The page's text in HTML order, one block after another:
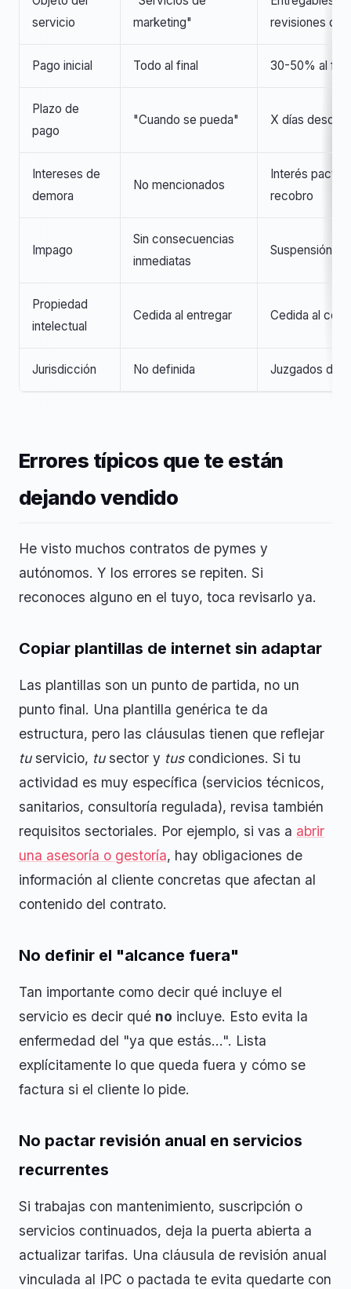
servicio
marketing"
revisiones
Pago inicial Todo al final 30-50% al
Plazo de
pago
"Cuando se pueda" X días desde
Intereses de
demora
No mencionados
Interés
recobro
Impago
Sin consecuencias
inmediatas
Suspensión
Propiedad
intelectual
Cedida al entregar Cedida al
Jurisdicción No definida Juzgados del
Errores típicos que te están
dejando vendido
He visto muchos contratos de pymes y
autónomos. Y los errores se repiten. Si
reconoces alguno en el tuyo, toca revisarlo ya.
Copiar plantillas de internet sin adaptar
Las plantillas son un punto de partida, no un
punto final. Una plantilla genérica te da
estructura, pero las cláusulas tienen que reflejar
tuservicio, tusector y tuscondiciones. Si tu
actividad es muy específica (servicios técnicos,
sanitarios, consultoría regulada), revisa también
requisitos sectoriales. Por ejemplo, si vas a abrir
una asesoría o gestoría, hay obligaciones de
información al cliente concretas que afectan al
contenido del contrato.
No definir el "alcance fuera"
Tan importante como decir qué incluye el
servicio es decir qué no incluye. Esto evita la
enfermedad del "ya que estás...". Lista
explícitamente lo que queda fuera y cómo se
factura si el cliente lo pide.
No pactar revisión anual en servicios
recurrentes
Si trabajas con mantenimiento, suscripción o
servicios continuados, deja la puerta abierta a
actualizar tarifas. Una cláusula de revisión anual
vinculada al IPC o pactada te evita quedarte con